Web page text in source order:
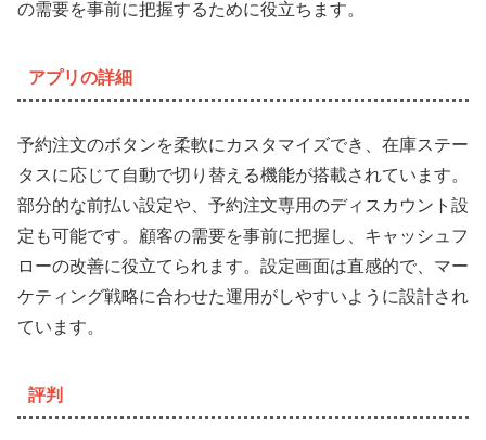
の需要を事前に把握するために役立ちます。
アプリの詳細
予約注文のボタンを柔軟にカスタマイズでき、在庫ステー
タスに応じて自動で切り替える機能が搭載されています。
部分的な前払い設定や、予約注文専用のディスカウント設
定も可能です。顧客の需要を事前に把握し、キャッシュフ
ローの改善に役立てられます。設定画面は直感的で、マー
ケティング戦略に合わせた運用がしやすいように設計され
ています。
評判